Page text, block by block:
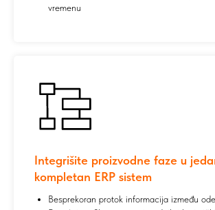
vremenu
Integrišite proizvodne faze u
kompletan ERP sistem
Besprekoran protok informacija između